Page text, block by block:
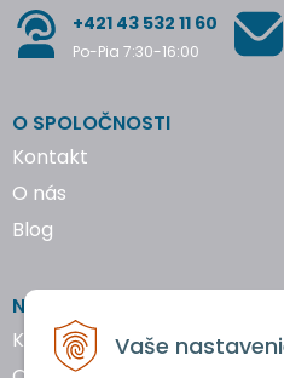
Vaše
+421 43 532 11 60
Po-Pia 7:30-16:00
O SPOLOČNOSTI
Kontakt
O nás
Blog
NAKUPOVANIE
Katalógy náradia